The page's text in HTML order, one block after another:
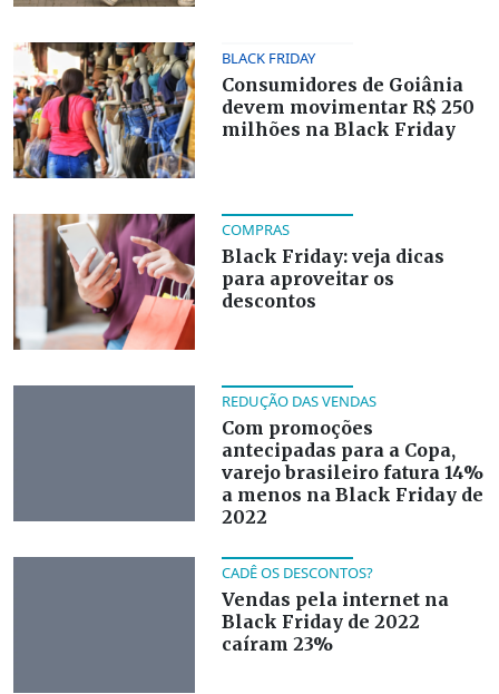
BLACK FRIDAY
Consumidores de Goiânia
devem movimentar R$ 250
milhões na Black Friday
COMPRAS
Black Friday: veja dicas
para aproveitar os
descontos
REDUÇÃO DAS VENDAS
Com promoções
antecipadas para a Copa,
varejo brasileiro fatura 14%
a menos na Black Friday de
2022
CADÊ OS DESCONTOS?
Vendas pela internet na
Black Friday de 2022
caíram 23%